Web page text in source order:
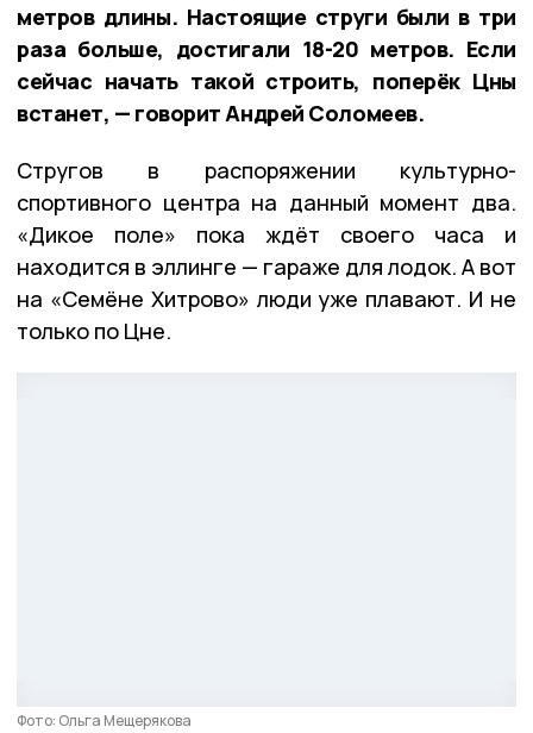
метров длины. Настоящие струги были в три
раза больше, достигали 18-20 метров. Если
сейчас начать такой строить, поперёк Цны
встанет, — говорит Андрей Соломеев.
Стругов в распоряжении культурно-
спортивного центра на данный момент два.
«Дикое поле» пока ждёт своего часа и
находится в эллинге — гараже для лодок. А вот
на «Семёне Хитрово» люди уже плавают. И не
только по Цне.
Фото: Ольга Мещерякова